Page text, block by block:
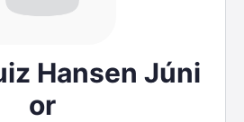
Hansen Júni
or